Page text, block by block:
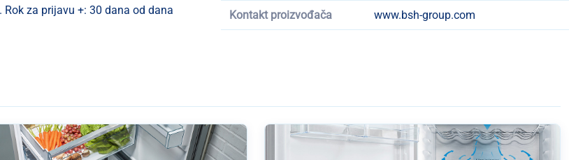
Kontakt proizvođača www.bsh-group.com
za prijavu +: 30 dana od dana